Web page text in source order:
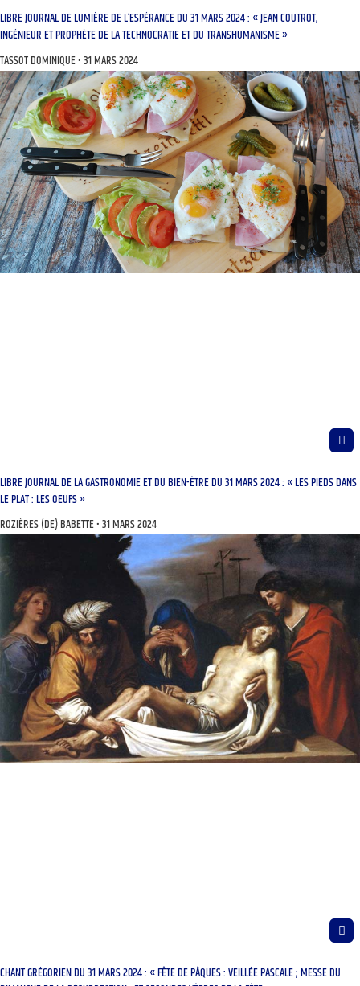
LIBRE JOURNAL DE LUMIÈRE DE L’ESPÉRANCE DU 31 MARS 2024 : « JEAN COUTROT,
INGÉNIEUR ET PROPHÈTE DE LA TECHNOCRATIE ET DU TRANSHUMANISME »
TASSOT DOMINIQUE 31 MARS 2024
LIBRE JOURNAL DE LA GASTRONOMIE ET DU BIEN-ÊTRE DU 31 MARS 2024 : « LES PIEDS DANS
LE PLAT : LES OEUFS »
ROZIÈRES (DE) BABETTE 31 MARS 2024
CHANT GRÉGORIEN DU 31 MARS 2024 : « FÊTE DE PÂQUES : VEILLÉE PASCALE ; MESSE DU